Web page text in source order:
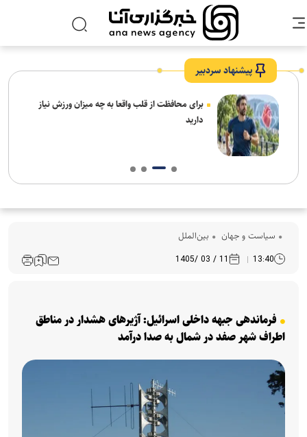
پیشنهاد سردبیر
برای محافظت از قلب واقعا به چه میزان ورزش نیاز
دارید
سیاست و جهان بین‌الملل
13:40
11 / 03 /1405
فرماندهی جبهه داخلی اسرائیل: آژیرهای هشدار در مناطق
اطراف شهر صفد در شمال به صدا درآمد